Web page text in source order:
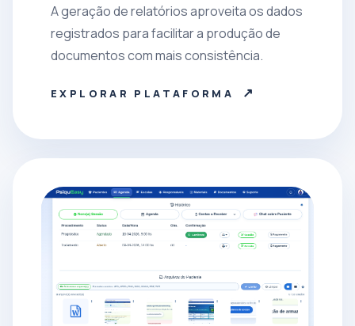
A geração de relatórios aproveita os dados
registrados para facilitar a produção de
documentos com mais consistência.
EXPLORAR PLATAFORMA ↗